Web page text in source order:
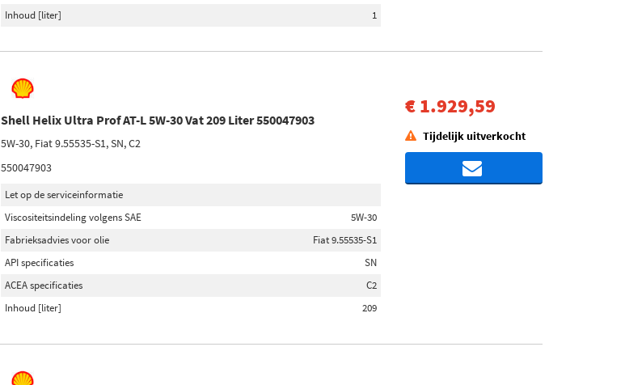
Inhoud [liter]
1
Shell Helix Ultra Prof AT-L 5W-30 Vat 209 Liter 550047903
5W-30, Fiat 9.55535-S1, SN, C2
550047903
Let op de serviceinformatie
Viscositeitsindeling volgens SAE
5W-30
Fabrieksadvies voor olie
Fiat 9.55535-S1
API specificaties
SN
ACEA specificaties
C2
Inhoud [liter]
209
€ 1.929,59
Tijdelijk uitverkocht